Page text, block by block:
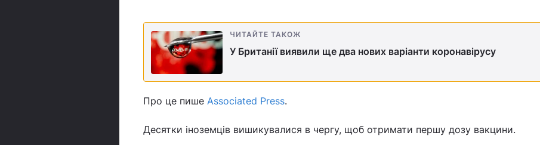
ЧИТАЙТЕ ТАКОЖ
У Британії виявили ще два нових варіанти коронавірусу
Про це пише Associated Press.
Десятки іноземців вишикувалися в чергу, щоб отримати першу дозу вакцини.